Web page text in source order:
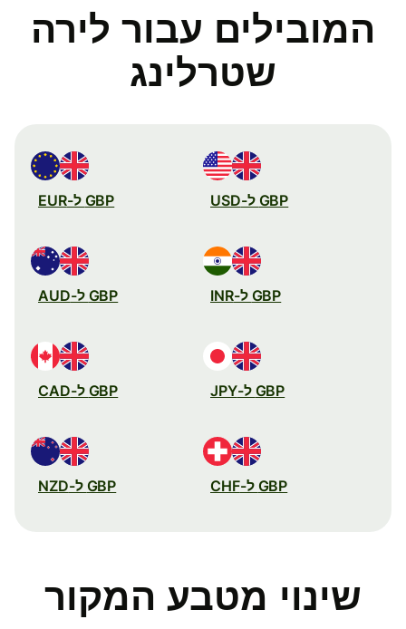
המובילים עבור לירה
שטרלינג
GBP ל-USD GBP ל-EUR
GBP ל-INR GBP ל-AUD
GBP ל-JPY GBP ל-CAD
GBP ל-CHF GBP ל-NZD
שינוי מטבע המקור